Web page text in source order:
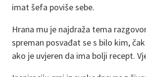
imat šefa poviše sebe.
Hrana mu je najdraža tema
spreman posvađat se s bilo kim,
ako je uvjeren da ima bolji recept.